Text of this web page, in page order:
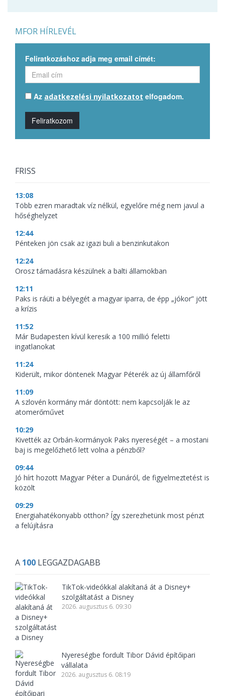
MFOR HÍRLEVÉL
Feliratkozáshoz adja meg email címét:
Az adatkezelési nyilatkozatot elfogadom.
Feliratkozom
FRISS
13:08
Több ezren maradtak víz nélkül, egyelőre még nem javul a
hőséghelyzet
12:44
Pénteken jön csak az igazi buli a benzinkutakon
12:24
Orosz támadásra készülnek a balti államokban
12:11
Paks is ráüti a bélyegét a magyar iparra, de épp „jókor” jött
a krízis
11:52
Már Budapesten kívül keresik a 100 millió feletti
ingatlanokat
11:24
Kiderült, mikor döntenek Magyar Péterék az új államfőről
11:09
A szlovén kormány már döntött: nem kapcsolják le az
atomerőművet
10:29
Kivették az Orbán-kormányok Paks nyereségét – a mostani
baj is megelőzhető lett volna a pénzből?
09:44
Jó hírt hozott Magyar Péter a Dunáról, de figyelmeztetést is
közölt
09:29
Energiahatékonyabb otthon? Így szerezhetünk most pénzt
a felújításra
A 100 LEGGAZDAGABB
TikTok-videókkal alakítaná át a Disney+
szolgáltatást a Disney
2026. augusztus 6. 09:30
Nyereségbe fordult Tibor Dávid építőipari
vállalata
2026. augusztus 6. 08:19